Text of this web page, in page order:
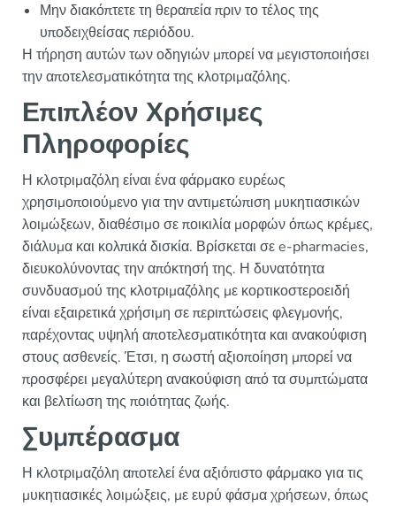
Μην διακόπτετε τη θεραπεία πριν το τέλος της
υποδειχθείσας περιόδου.
Η τήρηση αυτών των οδηγιών μπορεί να μεγιστοποιήσει
την αποτελεσματικότητα της κλοτριμαζόλης.
Επιπλέον Χρήσιμες
Πληροφορίες
Η κλοτριμαζόλη είναι ένα φάρμακο ευρέως
χρησιμοποιούμενο για την αντιμετώπιση μυκητιασικών
λοιμώξεων, διαθέσιμο σε ποικιλία μορφών όπως κρέμες,
διάλυμα και κολπικά δισκία. Βρίσκεται σε e-pharmacies,
διευκολύνοντας την απόκτησή της. Η δυνατότητα
συνδυασμού της κλοτριμαζόλης με κορτικοστεροειδή
είναι εξαιρετικά χρήσιμη σε περιπτώσεις φλεγμονής,
παρέχοντας υψηλή αποτελεσματικότητα και ανακούφιση
στους ασθενείς. Έτσι, η σωστή αξιοποίηση μπορεί να
προσφέρει μεγαλύτερη ανακούφιση από τα συμπτώματα
και βελτίωση της ποιότητας ζωής.
Συμπέρασμα
Η κλοτριμαζόλη αποτελεί ένα αξιόπιστο φάρμακο για τις
μυκητιασικές λοιμώξεις, με ευρύ φάσμα χρήσεων, όπως